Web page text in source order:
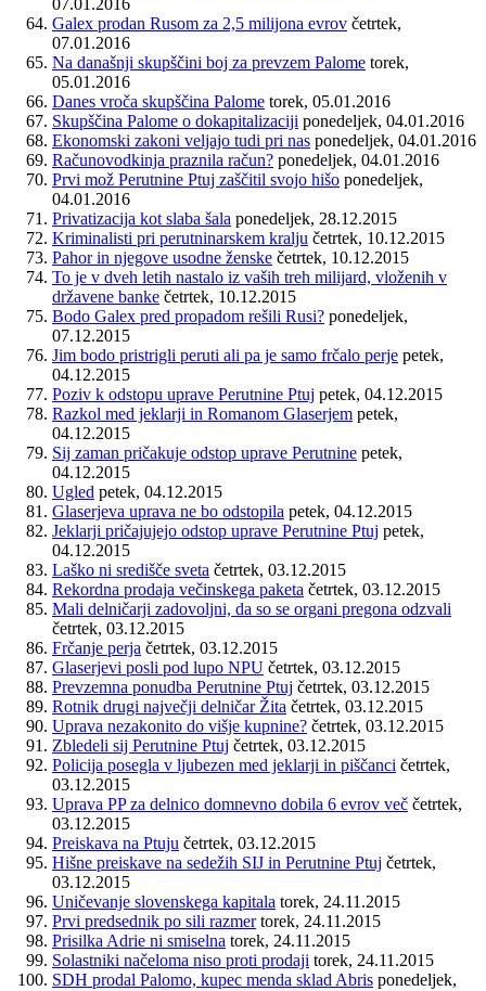
Galex prodan Rusom za 2,5 milijona evrov četrtek,
07.01.2016
Na današnji skupščini boj za prevzem Palome torek,
05.01.2016
Danes vroča skupščina Palome torek, 05.01.2016
Skupščina Palome o dokapitalizaciji ponedeljek, 04.01.2016
Ekonomski zakoni veljajo tudi pri nas ponedeljek, 04.01.2016
Računovodkinja praznila račun? ponedeljek, 04.01.2016
Prvi mož Perutnine Ptuj zaščitil svojo hišo ponedeljek,
04.01.2016
Privatizacija kot slaba šala ponedeljek, 28.12.2015
Kriminalisti pri perutninarskem kralju četrtek, 10.12.2015
Pahor in njegove usodne ženske četrtek, 10.12.2015
To je v dveh letih nastalo iz vaših treh milijard, vloženih v
državene banke četrtek, 10.12.2015
Bodo Galex pred propadom rešili Rusi? ponedeljek,
07.12.2015
Jim bodo pristrigli peruti ali pa je samo frčalo perje petek,
04.12.2015
Poziv k odstopu uprave Perutnine Ptuj petek, 04.12.2015
Razkol med jeklarji in Romanom Glaserjem petek,
04.12.2015
Sij zaman pričakuje odstop uprave Perutnine petek,
04.12.2015
Ugled petek, 04.12.2015
Glaserjeva uprava ne bo odstopila petek, 04.12.2015
Jeklarji pričajujejo odstop uprave Perutnine Ptuj petek,
04.12.2015
Laško ni središče sveta četrtek, 03.12.2015
Rekordna prodaja večinskega paketa četrtek, 03.12.2015
Mali delničarji zadovoljni, da so se organi pregona odzvali
četrtek, 03.12.2015
Frčanje perja četrtek, 03.12.2015
Glaserjevi posli pod lupo NPU četrtek, 03.12.2015
Prevzemna ponudba Perutnine Ptuj četrtek, 03.12.2015
Rotnik drugi največji delničar Žita četrtek, 03.12.2015
Uprava nezakonito do višje kupnine? četrtek, 03.12.2015
Zbledeli sij Perutnine Ptuj četrtek, 03.12.2015
Policija posegla v ljubezen med jeklarji in piščanci četrtek,
03.12.2015
Uprava PP za delnico domnevno dobila 6 evrov več četrtek,
03.12.2015
Preiskava na Ptuju četrtek, 03.12.2015
Hišne preiskave na sedežih SIJ in Perutnine Ptuj četrtek,
03.12.2015
Uničevanje slovenskega kapitala torek, 24.11.2015
Prvi predsednik po sili razmer torek, 24.11.2015
Prisilka Adrie ni smiselna torek, 24.11.2015
Solastniki načeloma niso proti prodaji torek, 24.11.2015
SDH prodal Palomo, kupec menda sklad Abris ponedeljek,